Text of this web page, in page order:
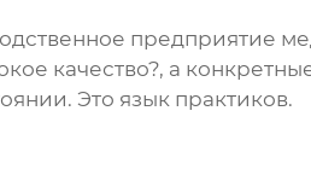
предприятие
качество?, а
Это язык практиков.